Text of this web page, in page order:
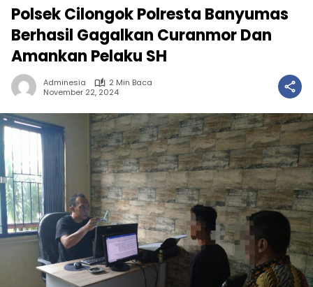
Polsek Cilongok Polresta Banyumas
Berhasil Gagalkan Curanmor Dan
Amankan Pelaku SH
Adminesia
2 Min Baca
November 22, 2024